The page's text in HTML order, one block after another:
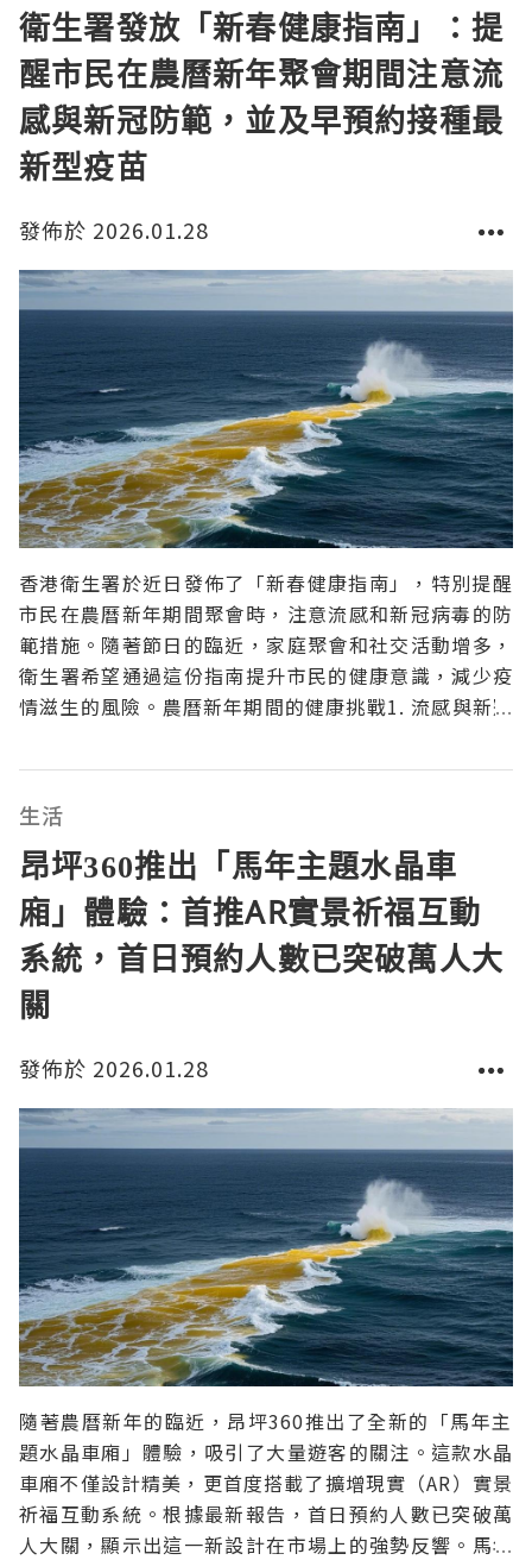
衛生署發放「新春健康指南」：提
醒市民在農曆新年聚會期間注意流
感與新冠防範，並及早預約接種最
新型疫苗
發佈於 2026.01.28
香港衛生署於近日發佈了「新春健康指南」，特別提醒
市民在農曆新年期間聚會時，注意流感和新冠病毒的防
範措施。隨著節日的臨近，家庭聚會和社交活動增多，
衛生署希望通過這份指南提升市民的健康意識，減少疫
情滋生的風險。農曆新年期間的健康挑戰1. 流感與新冠
節的時刻，但隨之而來的密集聚會也帶來了健康風險，
傳播速度加快
生活
昂坪360推出「馬年主題水晶車
廂」體驗：首推AR實景祈福互動
系統，首日預約人數已突破萬人大
關
發佈於 2026.01.28
隨著農曆新年的臨近，昂坪360推出了全新的「馬年主
題水晶車廂」體驗，吸引了大量遊客的關注。這款水晶
車廂不僅設計精美，更首度搭載了擴增現實（AR）實景
祈福互動系統。根據最新報告，首日預約人數已突破萬
人大關，顯示出這一新設計在市場上的強勢反響。馬年